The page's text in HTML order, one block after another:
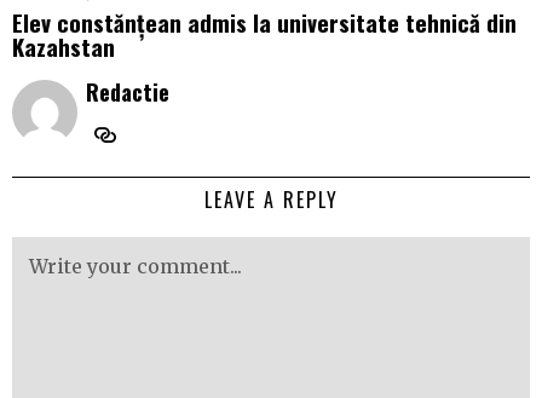
Elev constănțean admis la universitate tehnică din
Kazahstan
Redactie
LEAVE A REPLY